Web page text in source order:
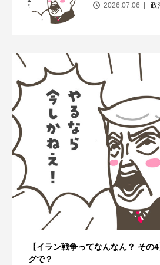
2026.07.06 政
【イラン戦争ってなんなん？ その
グで？